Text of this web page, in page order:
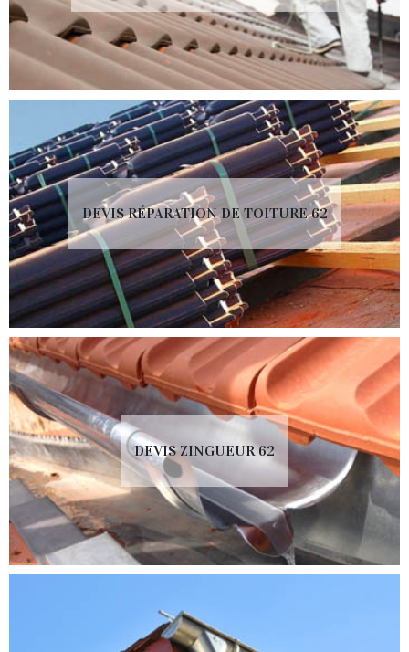
DEVIS RÉPARATION DE TOITURE 62
DEVIS ZINGUEUR 62